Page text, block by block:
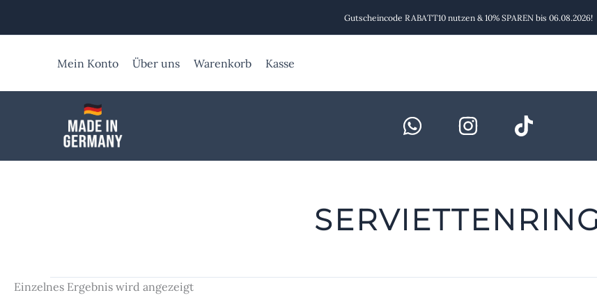
Gutscheincode RABATT10 nutzen & 10% SPAREN bis 06.08.2026!
Mein Konto Über uns Warenkorb Kasse
Einzelnes Ergebnis wird angezeigt